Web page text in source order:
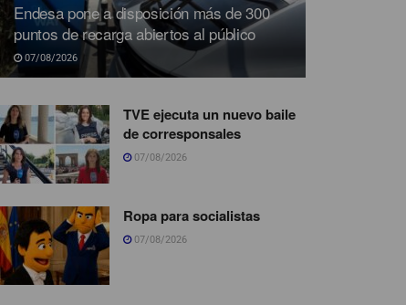
Endesa pone a disposición más de 300
puntos de recarga abiertos al público
07/08/2026
TVE ejecuta un nuevo baile
de corresponsales
07/08/2026
Ropa para socialistas
07/08/2026